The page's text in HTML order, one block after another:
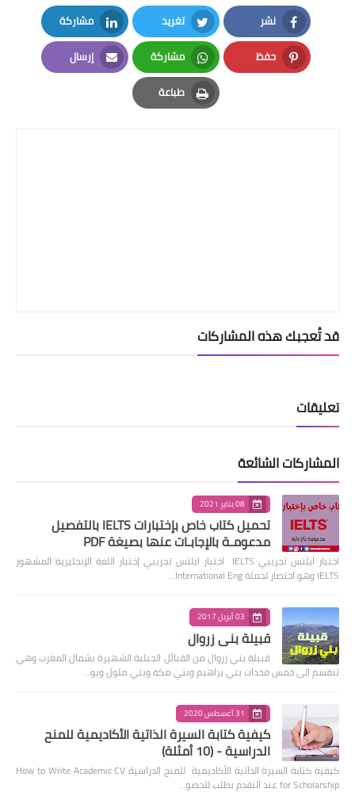
نشر
Facebook
تغريد
Twitter
مشاركة
LinkedIn
حفظ
Pinterest
مشاركة
Whatsapp
إرسال
Email
طباعة
Print
قد تُعجبك هذه المشاركات
تعليقات
المشاركات الشائعة
08 يناير 2021
تحميل كتاب خاص بإختبارات IELTS بالتفصيل
مدعومـة بالإجابـات عنها بصيغة PDF
اختبار ايلتس تجريبي IELTS اختبار ايلتس تجريبي إختبار اللغة الإنجليزية المشهور
IELTS وهو اختصار لجملة International Eng…
03 أبريل 2017
قبيلة بني زروال
قبيلة بني زروال من القبائل الجبلية الشهيرة بشمال المغرب وهي
تنقسم الى خمس فخدات بني براهيم وبني مكة وبني ملول وبو…
31 أغسطس 2020
كيفية كتابة السيرة الذاتية الأكاديمية للمنح
الدراسية - (10 أمثلة)
كيفية كتابة السيرة الذاتية الأكاديمية للمنح الدراسية How to Write Academic CV
for Scholarship عند التقدم بطلب للحصو…